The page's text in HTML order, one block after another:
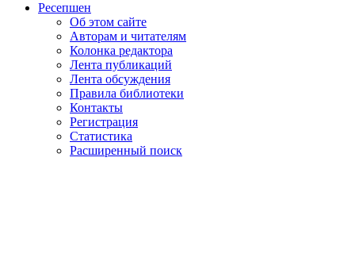
Ресепшен
Об этом сайте
Авторам и читателям
Колонка редактора
Лента публикаций
Лента обсуждения
Правила библиотеки
Контакты
Регистрация
Статистика
Расширенный поиск